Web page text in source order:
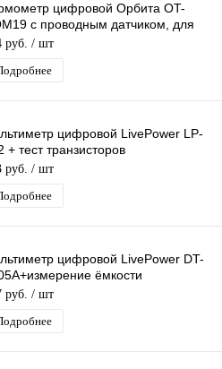
цифровой Орбита OT-
с проводным датчиком, для
дома, почвы
руб. / шт
цифровой LivePower LP-
+ тест транзисторов
Тестер
руб. / шт
цифровой LivePower DT-
ёмкости
Тестер
руб. / шт